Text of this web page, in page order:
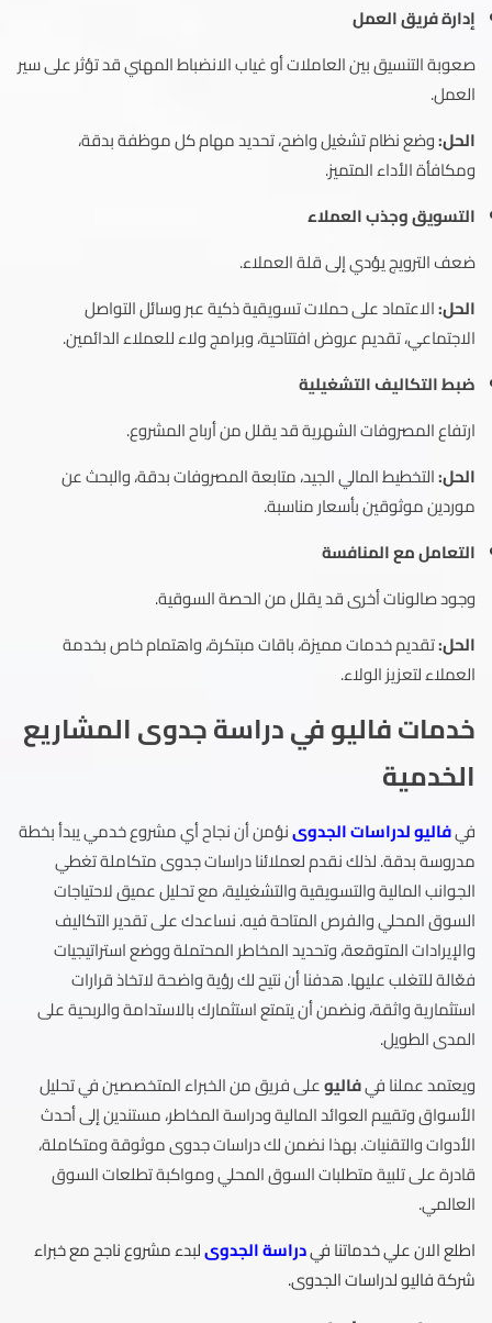
إدارة فريق العمل
صعوبة التنسيق بين العاملات أو غياب الانضباط المهني قد تؤثر على سير
العمل.
الحل:وضع نظام تشغيل واضح، تحديد مهام كل موظفة بدقة،
ومكافأة الأداء المتميز.
التسويق وجذب العملاء
ضعف الترويج يؤدي إلى قلة العملاء.
الحل:الاعتماد على حملات تسويقية ذكية عبر وسائل التواصل
الاجتماعي، تقديم عروض افتتاحية، وبرامج ولاء للعملاء الدائمين.
ضبط التكاليف التشغيلية
ارتفاع المصروفات الشهرية قد يقلل من أرباح المشروع.
الحل:التخطيط المالي الجيد، متابعة المصروفات بدقة، والبحث عن
موردين موثوقين بأسعار مناسبة.
التعامل مع المنافسة
وجود صالونات أخرى قد يقلل من الحصة السوقية.
الحل:تقديم خدمات مميزة، باقات مبتكرة، واهتمام خاص بخدمة
العملاء لتعزيز الولاء.
خدمات فاليو في دراسة جدوى المشاريع
الخدمية
فيفاليو لدراسات الجدوىنؤمن أن نجاح أي مشروع خدمي يبدأ بخطة
مدروسة بدقة. لذلك نقدم لعملائنا دراسات جدوى متكاملة تغطي
الجوانب المالية والتسويقية والتشغيلية، مع تحليل عميق لاحتياجات
السوق المحلي والفرص المتاحة فيه. نساعدك على تقدير التكاليف
والإيرادات المتوقعة، وتحديد المخاطر المحتملة ووضع استراتيجيات
فعّالة للتغلب عليها. هدفنا أن نتيح لك رؤية واضحة لاتخاذ قرارات
استثمارية واثقة، ونضمن أن يتمتع استثمارك بالاستدامة والربحية على
المدى الطويل.
ويعتمد عملنا فيفاليوعلى فريق من الخبراء المتخصصين في تحليل
الأسواق وتقييم العوائد المالية ودراسة المخاطر، مستندين إلى أحدث
الأدوات والتقنيات. بهذا نضمن لك دراسات جدوى موثوقة ومتكاملة،
قادرة على تلبية متطلبات السوق المحلي ومواكبة تطلعات السوق
العالمي.
اطلع الان علي خدماتنا فيدراسة الجدوىلبدء مشروع ناجح مع خبراء
شركة فاليو لدراسات الجدوى.